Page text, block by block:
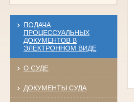
ПОДАЧА
ПРОЦЕССУАЛЬНЫХ
ДОКУМЕНТОВ В
ЭЛЕКТРОННОМ ВИДЕ
О СУДЕ
ДОКУМЕНТЫ СУДА